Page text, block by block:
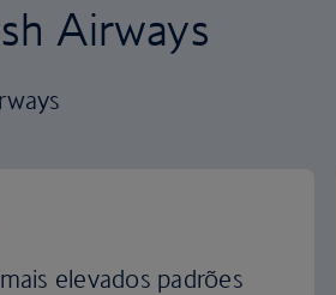
Airways
elevados padrões